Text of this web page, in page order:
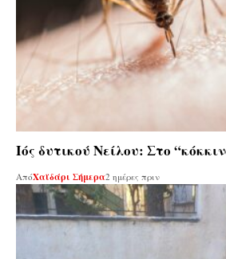
Ιός δυτικού Νείλου: Στο
ΑπόΧαϊδάρι Σήμερα2 ημέρες πριν